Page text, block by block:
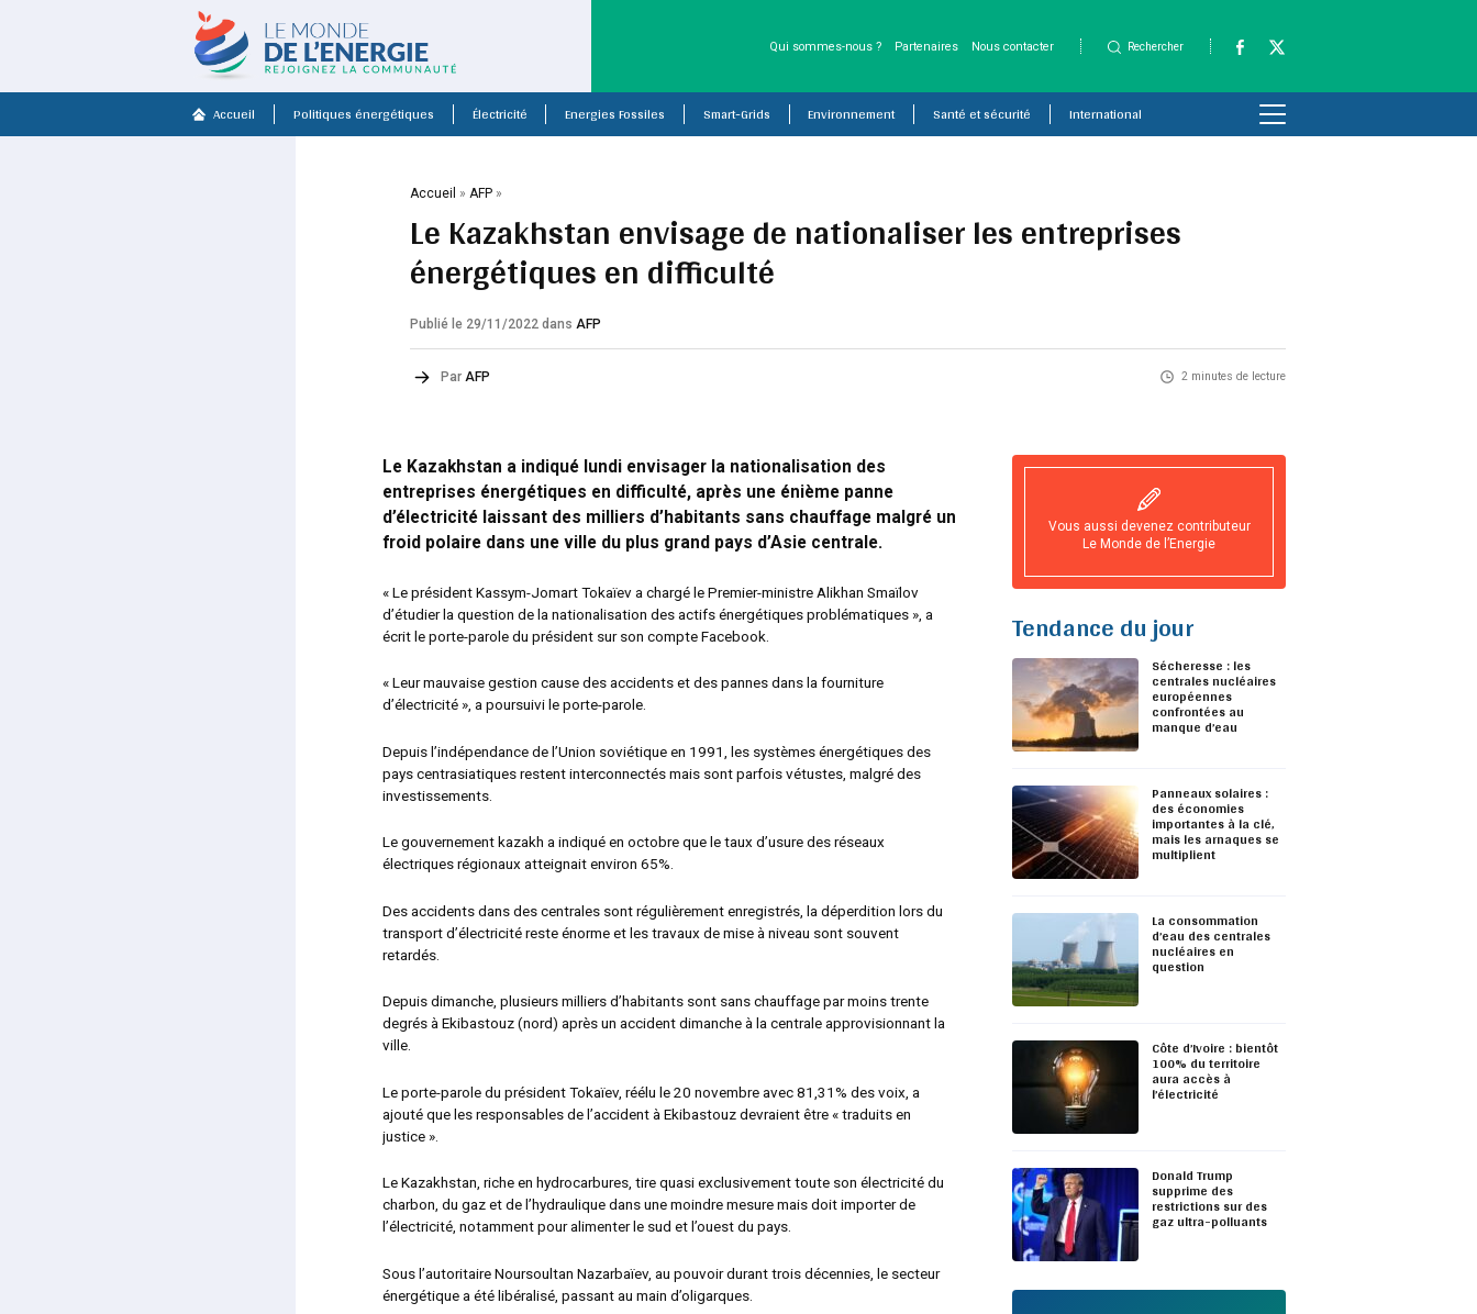
Qui sommes-nous ? Partenaires Nous contacter Rechercher
Accueil Politiques énergétiques Électricité Energies Fossiles Smart-Grids Environnement Santé et sécurité International
Accueil »AFP »
Le Kazakhstan envisage de nationaliser les entreprises
énergétiques en difficulté
Publié le 29/11/2022dans AFP
Par AFP 2 minutes de lecture
Le Kazakhstan a indiqué lundi envisager la nationalisation des
entreprises énergétiques en difficulté, après une énième panne
d’électricité laissant des milliers d’habitants sans chauffage malgré un
froid polaire dans une ville du plus grand pays d’Asie centrale.
« Le président Kassym-Jomart Tokaïev a chargé le Premier-ministre Alikhan Smaïlov
d’étudier la question de la nationalisation des actifs énergétiques problématiques », a
écrit le porte-parole du président sur son compte Facebook.
« Leur mauvaise gestion cause des accidents et des pannes dans la fourniture
d’électricité », a poursuivi le porte-parole.
Depuis l’indépendance de l’Union soviétique en 1991, les systèmes énergétiques des
pays centrasiatiques restent interconnectés mais sont parfois vétustes, malgré des
investissements.
Le gouvernement kazakh a indiqué en octobre que le taux d’usure des réseaux
électriques régionaux atteignait environ 65%.
Des accidents dans des centrales sont régulièrement enregistrés, la déperdition lors du
transport d’électricité reste énorme et les travaux de mise à niveau sont souvent
retardés.
Depuis dimanche, plusieurs milliers d’habitants sont sans chauffage par moins trente
degrés à Ekibastouz (nord) après un accident dimanche à la centrale approvisionnant la
ville.
Le porte-parole du président Tokaïev, réélu le 20 novembre avec 81,31% des voix, a
ajouté que les responsables de l’accident à Ekibastouz devraient être « traduits en
justice ».
Le Kazakhstan, riche en hydrocarbures, tire quasi exclusivement toute son électricité du
charbon, du gaz et de l’hydraulique dans une moindre mesure mais doit importer de
l’électricité, notamment pour alimenter le sud et l’ouest du pays.
Sous l’autoritaire Noursoultan Nazarbaïev, au pouvoir durant trois décennies, le secteur
énergétique a été libéralisé, passant au main d’oligarques.
Vous aussi devenez contributeur
Le Monde de l’Energie
Tendance du jour
Sécheresse : les
centrales nucléaires
européennes
confrontées au
manque d’eau
Panneaux solaires :
des économies
importantes à la clé,
mais les arnaques se
multiplient
La consommation
d’eau des centrales
nucléaires en
question
Côte d’Ivoire : bientôt
100% du territoire
aura accès à
l’électricité
Donald Trump
supprime des
restrictions sur des
gaz ultra-polluants